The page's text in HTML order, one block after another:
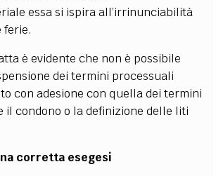
essa si ispira all’irrinunciabilità
ferie.
è evidente che non è possibile
dei termini processuali
con adesione con quella dei termini
il condono o la definizione delle liti
corretta esegesi